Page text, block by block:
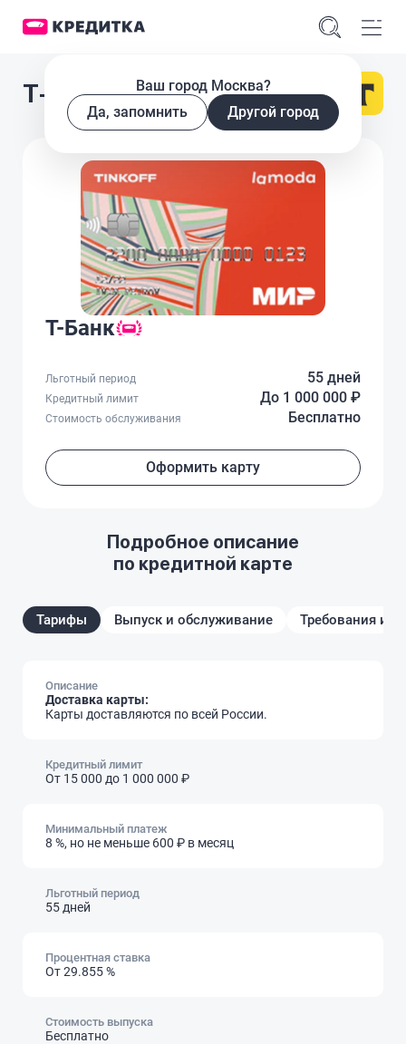
Ваш город Москва?
Да, запомнить
Другой город
Т-Банк Lamoda
Т-Банк
55 дней
Льготный период
До 1 000 000 ₽
Кредитный лимит
Бесплатно
Стоимость обслуживания
Оформить карту
Подробное описание
по кредитной карте
Тарифы Выпуск и обслуживание Требования и
Описание
Доставка карты:
Карты доставляются по всей России.
Кредитный лимит
От 15 000 до 1 000 000 ₽
Минимальный платеж
8 %, но не меньше 600 ₽ в месяц
Льготный период
55 дней
Процентная ставка
От 29.855 %
Стоимость выпуска
Бесплатно